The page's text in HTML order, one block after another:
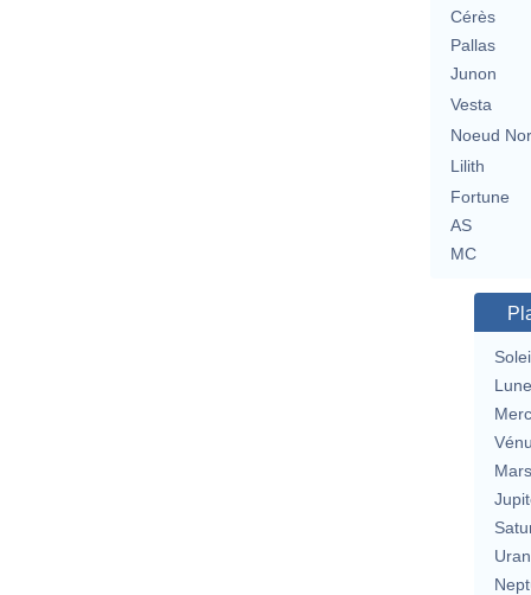
Cérès
Pallas
Junon
Vesta
Noeud
Lilith
Fortune
AS
MC
Lune
Mars